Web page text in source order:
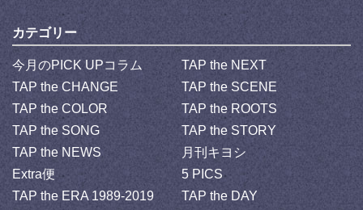
カテゴリー
今月のPICK UPコラム
TAP the NEXT
TAP the CHANGE
TAP the SCENE
TAP the COLOR
TAP the ROOTS
TAP the SONG
TAP the STORY
TAP the NEWS
月刊キヨシ
Extra便
5 PICS
TAP the ERA 1989-2019
TAP the DAY